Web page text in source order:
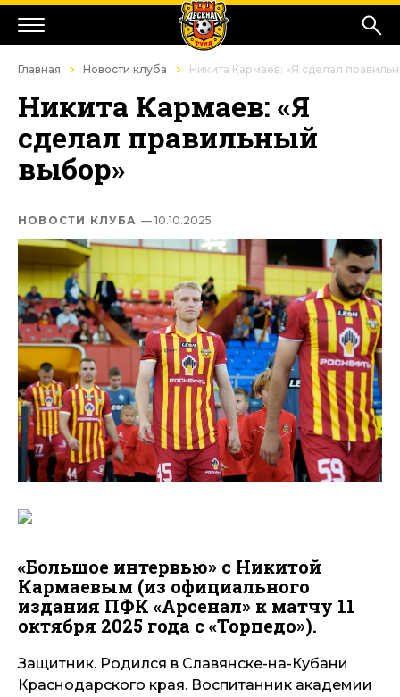
Главная Новости клуба Никита Кармаев: «Я сделал
Никита Кармаев: «Я
сделал правильный
выбор»
НОВОСТИ КЛУБА — 10.10.2025
«Большое интервью» с Никитой
Кармаевым (из официального
издания ПФК «Арсенал» к матчу 11
октября 2025 года с «Торпедо»).
Защитник. Родился в Славянске-на-Кубани
Краснодарского края. Воспитанник академии